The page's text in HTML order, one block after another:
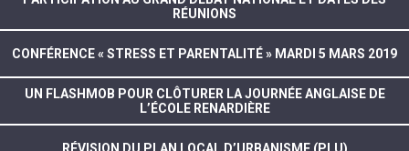
RÉUNIONS
CONFÉRENCE « STRESS ET PARENTALITÉ » MARDI 5 MARS 2019
UN FLASHMOB POUR CLÔTURER LA JOURNÉE ANGLAISE DE
L’ÉCOLE RENARDIÈRE